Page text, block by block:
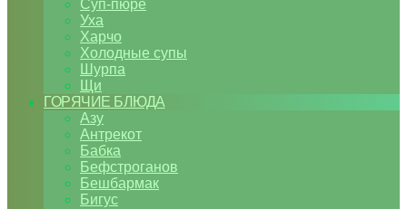
Суп-пюре
Уха
Харчо
Холодные супы
Шурпа
Щи
ГОРЯЧИЕ БЛЮДА
Азу
Антрекот
Бабка
Бефстроганов
Бешбармак
Бигус